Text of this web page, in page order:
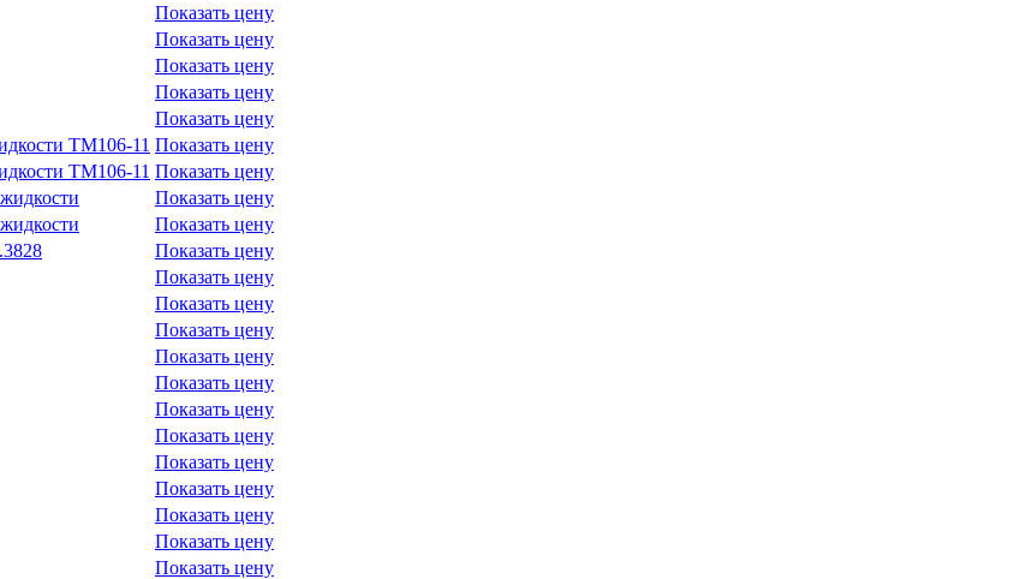
Показать цену
Показать цену
Показать цену
Показать цену
Показать цену
ТМ106-11 Показать цену
ТМ106-11 Показать цену
Показать цену
Показать цену
Показать цену
Показать цену
Показать цену
Показать цену
Показать цену
Показать цену
Показать цену
Показать цену
Показать цену
Показать цену
Показать цену
Показать цену
Показать цену